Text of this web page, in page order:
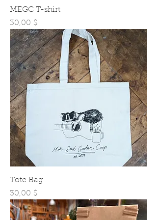
MEGC T-shirt
Prix
30,00 $
Tote Bag
Prix
30,00 $